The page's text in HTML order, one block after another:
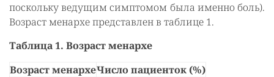
поскольку ведущим симптомом была именно боль).
Возраст менархе представлен в таблице 1.
Таблица 1. Возраст менархе
Возраст менархеЧисло пациенток (%)